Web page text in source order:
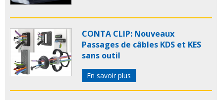
CONTA CLIP: Nouveaux
Passages de câbles KDS et KES
sans outil
En savoir plus